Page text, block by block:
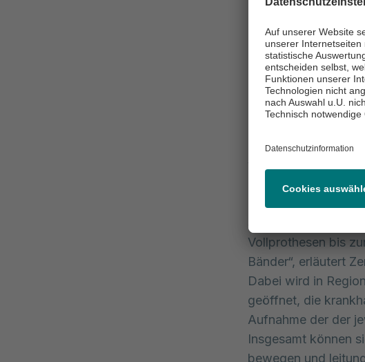
Eine Arthrose-
zu lindern. Die
geschulte
„Nach erfolgloser
Therapieoption nur
Erste operative
zu korrigieren und
„Bei der
Prothesenmodelle
Schlittenprothesen,
Vollprothesen bis
Bänder“, erläutert
Dabei wird in
geöffnet, die
Aufnahme der der
Insgesamt können
bewegen und